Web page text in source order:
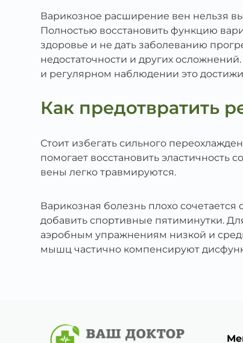
Варикозное расширение вен нельзя
Полностью восстановить функцию
здоровье и не дать заболеванию
недостаточности и других
и регулярном наблюдении это
Как предотвратить
Стоит избегать сильного
помогает восстановить эластичность
вены легко травмируются.
Варикозная болезнь плохо
добавить спортивные пятиминутки.
аэробным упражнениям низкой и
мышц частично компенсируют